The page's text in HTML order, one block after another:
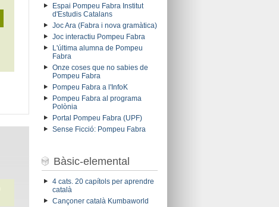
Espai Pompeu Fabra Institut
d'Estudis Catalans
Joc Ara (Fabra i nova gramàtica)
Joc interactiu Pompeu Fabra
L'última alumna de Pompeu
Fabra
Onze coses que no sabies de
Pompeu Fabra
Pompeu Fabra a l'InfoK
Pompeu Fabra al programa
Polònia
Portal Pompeu Fabra (UPF)
Sense Ficció: Pompeu Fabra
Bàsic-elemental
4 cats. 20 capítols per aprendre
català
Cançoner català Kumbaworld